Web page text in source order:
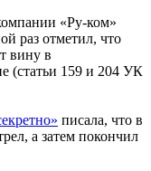
«Ру-ком»
раз отметил, что
вину в
(статьи 159 и 204 УК
писала, что в
а затем покончил